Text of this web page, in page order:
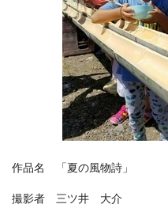
作品名 「夏の風物詩」
撮影者 三ツ井 大介